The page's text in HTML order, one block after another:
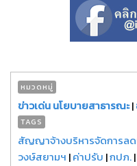
หมวดหมู่
ข่าวเด่น นโยบายสาธารณะ|
TAGS
สัญญาจ้างบริหารจัดการล
วงษ์สยามฯ |ค่าปรับ |กปภ.|